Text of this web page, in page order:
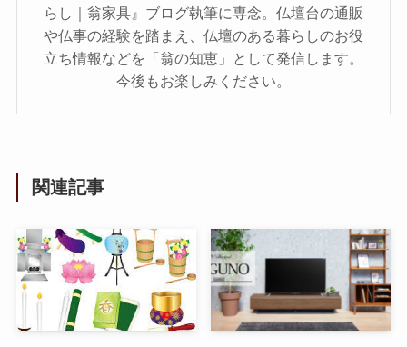
らし｜翁家具』ブログ執筆に専念。仏壇台の通販
や仏事の経験を踏まえ、仏壇のある暮らしのお役
立ち情報などを「翁の知恵」として発信します。
今後もお楽しみください。
関連記事